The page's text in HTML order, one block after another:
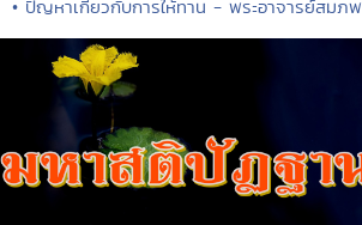
• ปัญหาเกี่ยวกับการให้ทาน - พระอาจารย์สมภพ